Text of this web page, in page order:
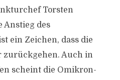
Torsten
Anstieg des
ein Zeichen, dass die
zurückgehen. Auch in
scheint die Omikron-